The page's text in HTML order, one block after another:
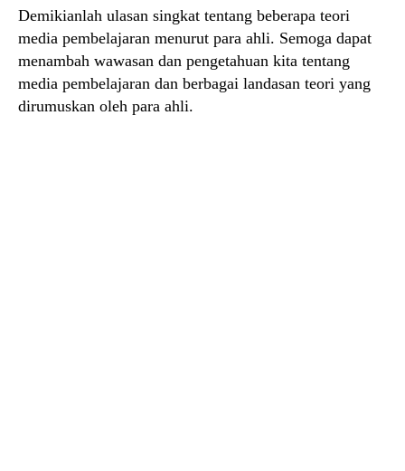
Demikianlah ulasan singkat tentang beberapa teori
media pembelajaran menurut para ahli. Semoga dapat
menambah wawasan dan pengetahuan kita tentang
media pembelajaran dan berbagai landasan teori yang
dirumuskan oleh para ahli.